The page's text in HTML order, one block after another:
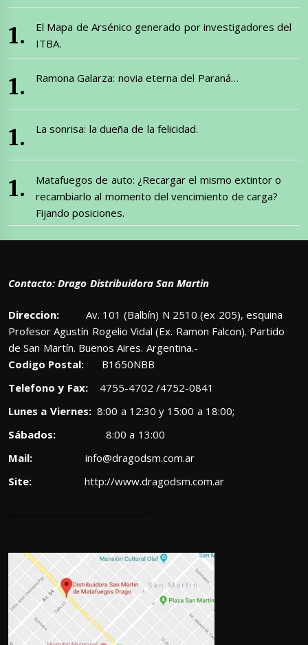
El Mapa de Arsénico generado por investigadores del
ITBA.
Ramona Galarza: novia eterna del Paraná…
La sonrisa: la dueña de la felicidad.
Matafuegos de auto: ¿Recargar el mismo extintor o
recambiarlo al momento del vencimiento de carga?
Fijando posiciones.
Contacto: Drago Distribuidora San Martin
Direccion: Av. 101 (Balbín) N 2510 (ex 205), esquina
Profesor Agustín Rogelio Vidal (Ex. Ramon Falcon). Partido
de San Martín. Buenos Aires. Argentina.-
Codigo Postal: B1650NBB
Telefono y Fax:4755-4702 /4752-0841
Lunes a Viernes:8:00 a 12:30 y 15:00 a 18:00;
Sábados: 8:00 a 13:00
Mail:
info@dragodsm.com.ar
Site:
http://www.dragodsm.com.ar